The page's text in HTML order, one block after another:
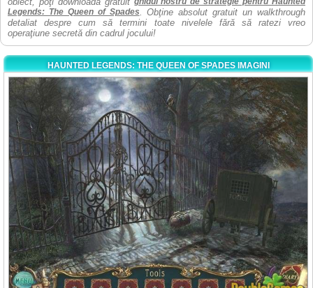
Legends: The Queen of Spades. Obţine absolut gratuit un walkthrough
detaliat despre cum să termini toate nivelele fără să ratezi vreo
operaţiune secretă din cadrul jocului!
HAUNTED LEGENDS: THE QUEEN OF SPADES IMAGINI